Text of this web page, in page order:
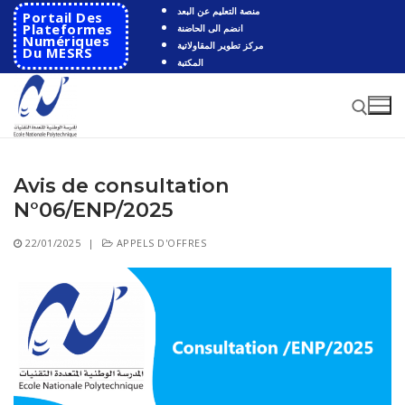
Aller
contenu
Portail Des
Plateformes
Numériques
Du MESRS
منصة التعليم عن البعد
انضم الى الحاضنة
مركز تطوير المقاولاتية
المكتبة
Rechercher :
:
Présentation
Départements
Coopération
Avis de consultation
N°06/ENP/2025
22/01/2025 | APPELS D'OFFRES